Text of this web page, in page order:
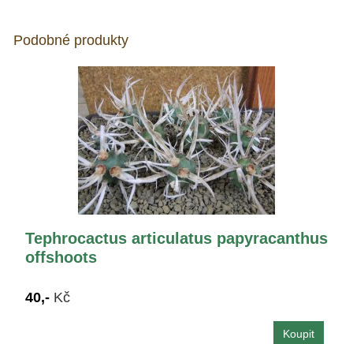
Podobné produkty
Tephrocactus articulatus papyracanthus
offshoots
40,- Kč